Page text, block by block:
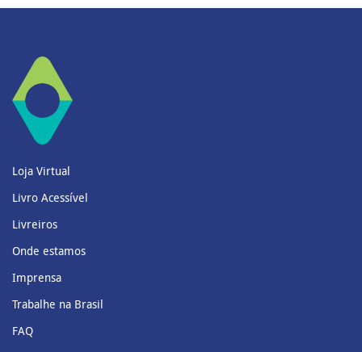
Loja Virtual
Livro Acessível
Livreiros
Onde estamos
Imprensa
Trabalhe na Brasil
FAQ